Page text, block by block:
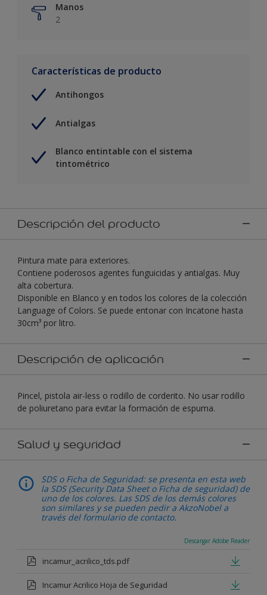
Manos
2
Características de producto
Antihongos
Antialgas
Blanco entintable con el sistema
tintométrico
Descripción del producto
Pintura mate para exteriores.
Contiene poderosos agentes funguicidas y antialgas. Muy
alta cobertura.
Disponible en Blanco y en todos los colores de la colección
Language of Colors. Se puede entonar con Incatone hasta
30cm³ por litro.
Descripción de aplicación
Pincel, pistola air-less o rodillo de corderito. No usar rodillo
de poliuretano para evitar la formación de espuma.
Salud y seguridad
SDS o Ficha de Seguridad: se presenta en esta web
la SDS (Security Data Sheet o Ficha de seguridad) de
uno de los colores. Las SDS de los demás colores
son similares y se pueden pedir a AkzoNobel a
través del formulario de contacto.
Descargar Adobe Reader
incamur_acrilico_tds.pdf
Incamur Acrilico Hoja de Seguridad